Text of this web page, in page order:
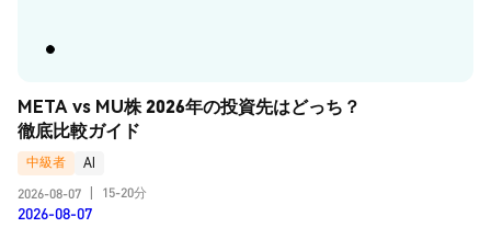
META vs MU株 2026年の投資先はどっち？
徹底比較ガイド
中級者
AI
2026-08-07
15-20分
2026-08-07